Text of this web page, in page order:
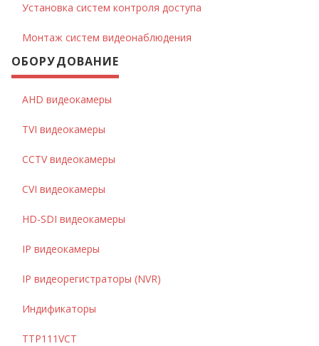
Установка систем контроля доступа
Монтаж систем видеонаблюдения
ОБОРУДОВАНИЕ
AHD видеокамеры
TVI видеокамеры
CCTV видеокамеры
CVI видеокамеры
HD-SDI видеокамеры
IP видеокамеры
IP видеорегистраторы (NVR)
Индификаторы
TTP111VCT